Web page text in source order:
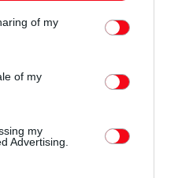
of my
of my
my
Advertising.